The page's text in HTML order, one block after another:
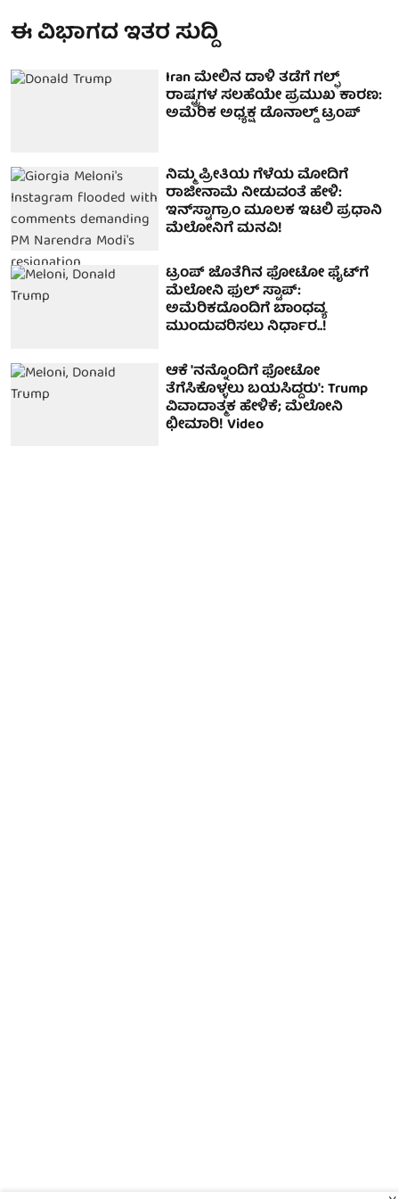
ಈ ವಿಭಾಗದ ಇತರ ಸುದ್ದಿ
Iran ಮೇಲಿನ ದಾಳಿ ತಡೆಗೆ ಗಲ್ಫ್
ರಾಷ್ಟ್ರಗಳ ಸಲಹೆಯೇ ಪ್ರಮುಖ ಕಾರಣ:
ಅಮೆರಿಕ ಅಧ್ಯಕ್ಷ ಡೊನಾಲ್ಡ್ ಟ್ರಂಪ್
ನಿಮ್ಮ ಪ್ರೀತಿಯ ಗೆಳೆಯ ಮೋದಿಗೆ
ರಾಜೀನಾಮೆ ನೀಡುವಂತೆ ಹೇಳಿ:
ಇನ್‌ಸ್ಟಾಗ್ರಾಂ ಮೂಲಕ ಇಟಲಿ ಪ್ರಧಾನಿ
ಮೆಲೋನಿಗೆ ಮನವಿ!
ಟ್ರಂಪ್ ಜೊತೆಗಿನ ಫೋಟೋ ಫೈಟ್‌ಗೆ
ಮೆಲೋನಿ ಫುಲ್ ಸ್ಟಾಪ್:
ಅಮೆರಿಕದೊಂದಿಗೆ ಬಾಂಧವ್ಯ
ಮುಂದುವರಿಸಲು ನಿರ್ಧಾರ..!
ಆಕೆ 'ನನ್ನೊಂದಿಗೆ ಫೋಟೋ
ತೆಗೆಸಿಕೊಳ್ಳಲು ಬಯಸಿದ್ದರು': Trump
ವಿವಾದಾತ್ಮಕ ಹೇಳಿಕೆ; ಮೆಲೋನಿ
ಛೀಮಾರಿ! Video